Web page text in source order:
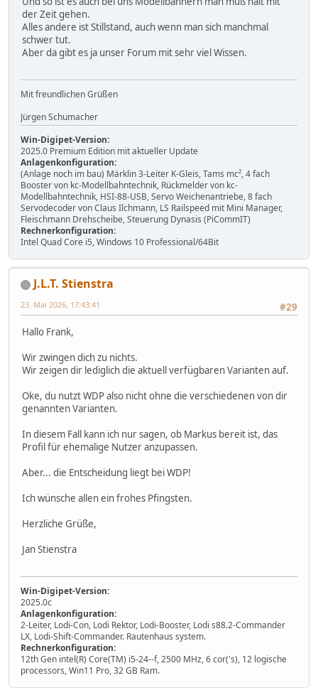
der Zeit gehen.
Alles andere ist Stillstand, auch wenn man sich manchmal
schwer tut.
Aber da gibt es ja unser Forum mit sehr viel Wissen.
Mit freundlichen Grüßen
Jürgen Schumacher
Win-Digipet-Version:
2025.0 Premium Edition mit aktueller Update
Anlagenkonfiguration:
(Anlage noch im bau) Märklin 3-Leiter K-Gleis, Tams mc², 4 fach
Booster von kc-Modellbahntechnik, Rückmelder von kc-
Modellbahntechnik, HSI-88-USB, Servo Weichenantriebe, 8 fach
Servodecoder von Claus Ilchmann, LS Railspeed mit Mini Manager,
Fleischmann Drehscheibe, Steuerung Dynasis (PiCommIT)
Rechnerkonfiguration:
Intel Quad Core i5, Windows 10 Professional/64Bit
J.L.T. Stienstra
#29
23. Mai 2026, 17:43:41
Hallo Frank,
Wir zwingen dich zu nichts.
Wir zeigen dir lediglich die aktuell verfügbaren Varianten auf.
Oke, du nutzt WDP also nicht ohne die verschiedenen von dir
genannten Varianten.
In diesem Fall kann ich nur sagen, ob Markus bereit ist, das
Profil für ehemalige Nutzer anzupassen.
Aber... die Entscheidung liegt bei WDP!
Ich wünsche allen ein frohes Pfingsten.
Herzliche Grüße,
Jan Stienstra
Win-Digipet-Version:
2025.0c
Anlagenkonfiguration:
2-Leiter, Lodi-Con, Lodi Rektor, Lodi-Booster, Lodi s88.2-Commander
LX, Lodi-Shift-Commander. Rautenhaus system.
Rechnerkonfiguration:
12th Gen intel(R) Core(TM) i5-24--f, 2500 MHz, 6 cor('s), 12 logische
processors, Win11 Pro, 32 GB Ram.